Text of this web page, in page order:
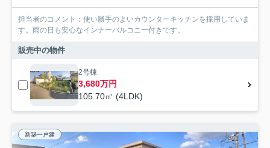
担当者のコメント：使い勝手のよいカウンターキッチンを採用していま
す。雨の日も安心なインナーバルコニー付きです。
販売中の物件
2号棟
3,680万円
105.70㎡ (4LDK)
新築一戸建